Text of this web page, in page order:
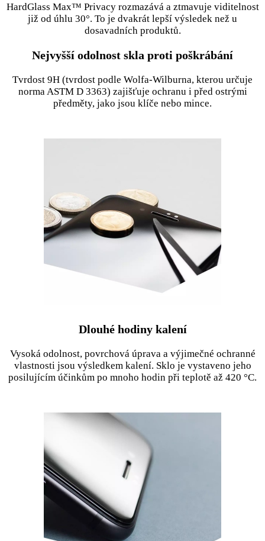
HardGlass Max™ Privacy rozmazává a ztmavuje viditelnost
již od úhlu 30°. To je dvakrát lepší výsledek než u
dosavadních produktů.
Nejvyšší odolnost skla proti poškrábání
Tvrdost 9H (tvrdost podle Wolfa-Wilburna, kterou určuje
norma ASTM D 3363) zajišťuje ochranu i před ostrými
předměty, jako jsou klíče nebo mince.
Dlouhé hodiny kalení
Vysoká odolnost, povrchová úprava a výjimečné ochranné
vlastnosti jsou výsledkem kalení. Sklo je vystaveno jeho
posilujícím účinkům po mnoho hodin při teplotě až 420 °C.